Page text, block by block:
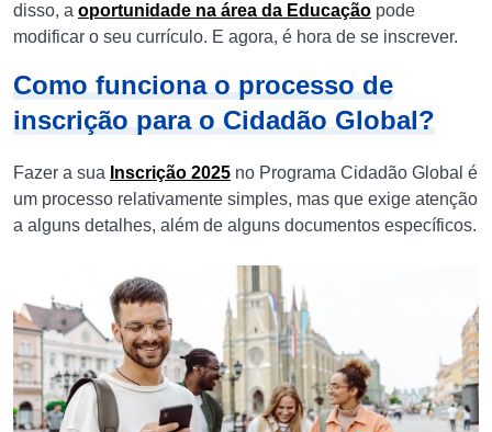
disso, a oportunidade na área da Educação pode
modificar o seu currículo. E agora, é hora de se inscrever.
Como funciona o processo de
inscrição para o Cidadão Global?
Fazer a sua Inscrição 2025 no Programa Cidadão Global é
um processo relativamente simples, mas que exige atenção
a alguns detalhes, além de alguns documentos específicos.